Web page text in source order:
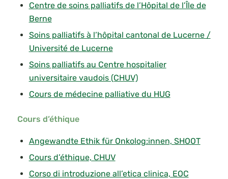
Centre de soins palliatifs de l’Hôpital de l’Île de
Berne
Soins palliatifs à l’hôpital cantonal de Lucerne /
Université de Lucerne
Soins palliatifs au Centre hospitalier
universitaire vaudois (CHUV)
Cours de médecine palliative du HUG
Cours d’éthique
Angewandte Ethik für Onkolog:innen, SHOOT
Cours d’éthique, CHUV
Corso di introduzione all’etica clinica, EOC